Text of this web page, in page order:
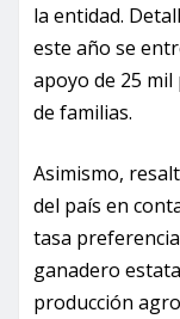
la entidad.
este año se
apoyo de 25
de familias.
Asimismo,
del país en
tasa
ganadero
producción